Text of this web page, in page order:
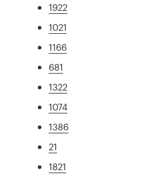
1922
1021
1166
681
1322
1074
1386
21
1821